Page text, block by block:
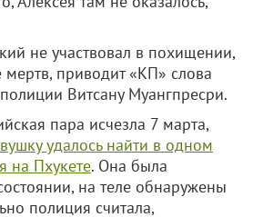
не участвовал в похищении,
мертв, приводит «КП» слова
Витсану Муангпресри.
пара исчезла 7 марта,
удалось найти в одном
на Пхукете. Она была
на теле обнаружены
полиция считала,